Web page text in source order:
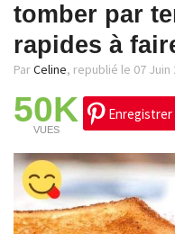
tomber par
rapides à
ParCeline, republié le 07 Juin
50K
VUES
Enregistrer